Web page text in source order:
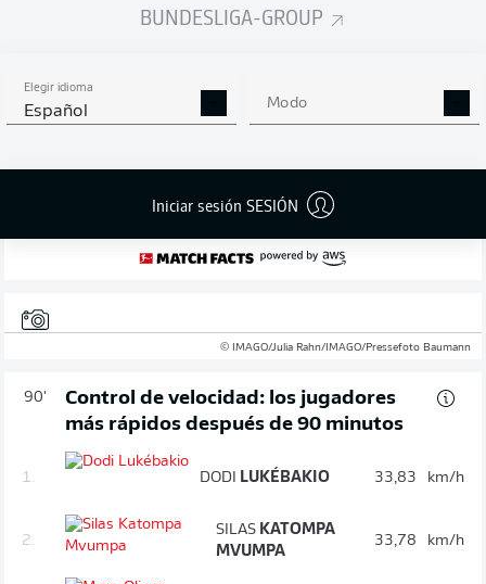
BUNDESLIGA-GROUP
Elegir idioma
Español Modo
Iniciar sesión SESIÓN
¡GOL!
Probabilidad de gol
© IMAGO/Julia Rahn/IMAGO/Pressefoto Baumann
90'
Control de velocidad: los jugadores
más rápidos después de 90 minutos
1. DODI LUKÉBAKIO 33,83 km/h
2.
SILAS KATOMPA
MVUMPA
33,78 km/h